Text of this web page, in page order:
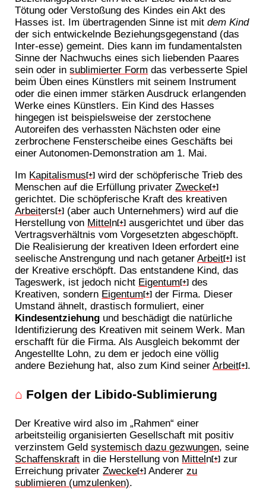
Tötung oder Verstoßung des Kindes ein Akt des
Hasses ist. Im übertragenden Sinne ist mitdem Kind
der sich entwickelnde Beziehungsgegenstand (das
Inter-esse) gemeint. Dies kann im fundamentalsten
Sinne der Nachwuchs eines sich liebenden Paares
sein oder insublimierter Form das verbesserte Spiel
beim Üben eines Künstlers mit seinem Instrument
oder die einen immer stärken Ausdruck erlangenden
Werke eines Künstlers. Ein Kind des Hasses
hingegen ist beispielsweise der zerstochene
Autoreifen des verhassten Nächsten oder eine
zerbrochene Fensterscheibe eines Geschäfts bei
einer Autonomen-Demonstration am 1. Mai.
Im Kapitalismus[+] wird der schöpferische Trieb des
Menschen auf die Erfüllung privaterZwecke[+]
gerichtet. Die schöpferische Kraft des kreativen
Arbeiters[+] (aber auch Unternehmers) wird auf die
Herstellung von Mitteln[+] ausgerichtet und über das
Vertragsverhältnis vom Vorgesetzten abgeschöpft.
Die Realisierung der kreativen Ideen erfordert eine
seelische Anstrengung und nach getanerArbeit[+] ist
der Kreative erschöpft. Das entstandene Kind, das
Tageswerk, ist jedoch nicht Eigentum[+] des
Kreativen, sondern Eigentum[+] der Firma. Dieser
Umstand ähnelt, drastisch formuliert, einer
Kindesentziehung und beschädigt die natürliche
Identifizierung des Kreativen mit seinem Werk. Man
erschafft für die Firma. Als Ausgleich bekommt der
Angestellte Lohn, zu dem er jedoch eine völlig
andere Beziehung hat, also zum Kind seinerArbeit[+] .
⌂ Folgen der Libido-Sublimierung
Der Kreative wird also im „Rahmen“ einer
arbeitsteilig organisierten Gesellschaft mit positiv
verzinstem Geldsystemisch dazu gezwungen, seine
Schaffenskraft in die Herstellung von Mitteln[+] zur
Erreichung privaterZwecke[+] Andererzu
sublimieren (umzulenken).